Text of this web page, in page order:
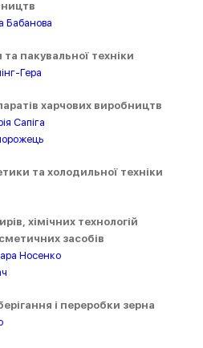
Бабанова
пакувальної техніки
Гера
харчових виробництв
Сапіга
та холодильної техніки
хімічних технологій
засобів
Носенко
і переробки зерна